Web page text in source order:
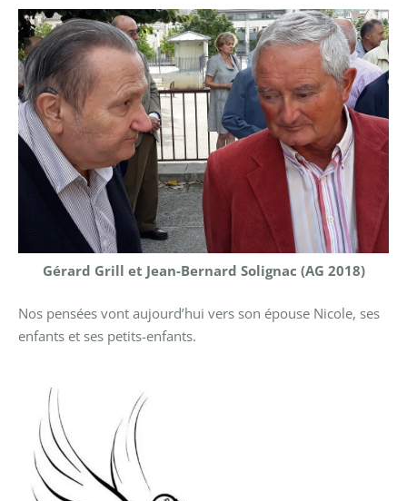
Gérard Grill et Jean-Bernard Solignac (AG 2018)
Nos pensées vont aujourd’hui vers son épouse Nicole, ses
enfants et ses petits-enfants.